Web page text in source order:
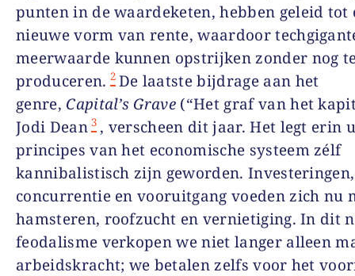
punten in de waardeketen, hebben geleid tot
nieuwe vorm van rente, waardoor
meerwaarde kunnen opstrijken zonder nog
produceren. 2 De laatste bijdrage aan het
genre, Capital’s Grave (“Het graf van het
Jodi Dean 3 , verscheen dit jaar. Het legt erin
principes van het economische systeem zélf
kannibalistisch zijn geworden. Investeringen,
concurrentie en vooruitgang voeden zich nu
hamsteren, roofzucht en vernietiging. In dit
feodalisme verkopen we niet langer alleen
arbeidskracht; we betalen zelfs voor het